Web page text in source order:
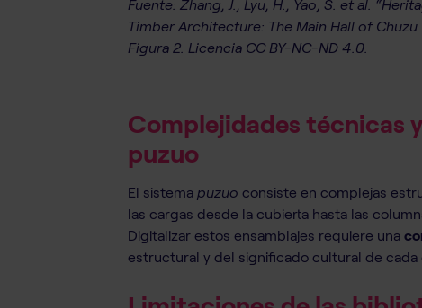
Fuente: Zhang, J., Lyu, H., Yao, S. et al.
Timber Architecture: The Main Hall of Chuzu
Figura 2. Licencia CC BY-NC-ND 4.0.
Complejidades técnicas
puzuo
El sistema puzuo consiste en complejas
las cargas desde la cubierta hasta las
Digitalizar estos ensamblajes requiere una
estructural y del significado cultural de cada